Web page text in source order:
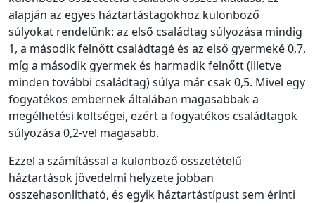
alapján az egyes háztartástagokhoz különböző
súlyokat rendelünk: az első családtag súlyozása mindig
1, a második felnőtt családtagé és az első gyermeké 0,7,
míg a második gyermek és harmadik felnőtt (illetve
minden további családtag) súlya már csak 0,5. Mivel egy
fogyatékos embernek általában magasabbak a
megélhetési költségei, ezért a fogyatékos családtagok
súlyozása 0,2-vel magasabb.
Ezzel a számítással a különböző összetételű
háztartások jövedelmi helyzete jobban
összehasonlítható, és egyik háztartástípust sem érinti